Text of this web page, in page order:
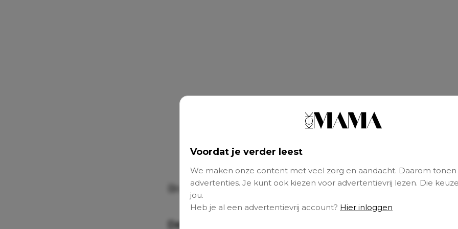
Voordat je verder leest
We maken onze content met veel zorg en aandacht. Daarom tonen
advertenties. Je kunt ook kiezen voor advertentievrij lezen. Die
jou.
Heb je al een advertentievrij account? Hier inloggen
Bron:Story of This Life
Delen